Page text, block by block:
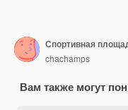
chachamps
Вам также могут